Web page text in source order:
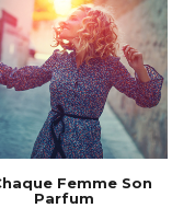
Femme Son
Parfum